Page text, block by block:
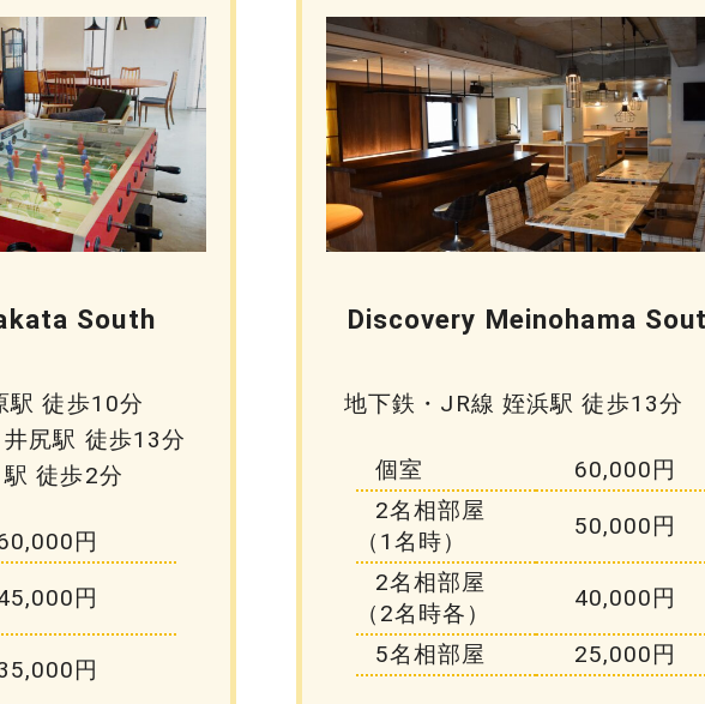
South
駅 徒歩10分
尻駅 徒歩13分
徒歩2分
円
円
円
Discovery Meinohama
地下鉄・JR線 姪浜駅 徒歩13分
個室
60,000円
2名相部屋
（1名時）
50,000円
2名相部屋
（2名時各）
40,000円
5名相部屋 25,000円